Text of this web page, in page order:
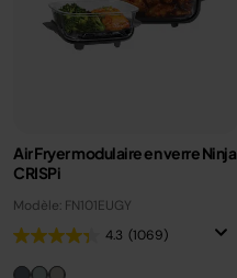
Air Fryer modulaire en verre Ninja
CRISPi
Modèle: FN101EUGY
4.3 (1069)